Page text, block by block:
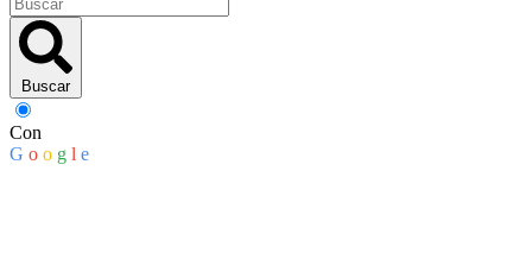
Buscar
Con
G o o g l e